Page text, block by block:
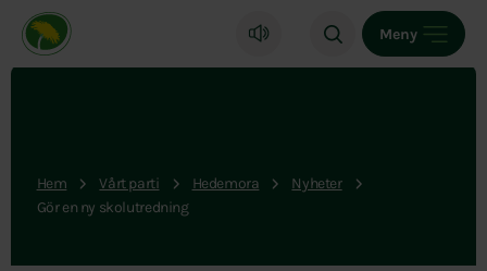
Miljöpartiet de gröna, startsida
Meny
Hem Vårt parti Hedemora
Nyheter
Gör en ny skolutredning